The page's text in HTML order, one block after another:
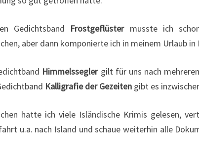
Gedichtsband Frostgeflüstermusste ich
aber dann komponierte ich in meinem Urlaub
Himmelsseglergilt für uns nach
Kalligrafie der Gezeiten gibt es
hatte ich viele Isländische Krimis gelesen,
u.a. nach Island und schaue weiterhin alle